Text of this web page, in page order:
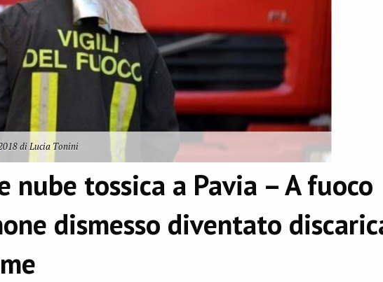
di Lucia Tonini
nube tossica a Pavia – A fuoco
dismesso diventato